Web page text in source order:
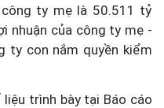
ty mẹ là 50.511 tỷ
nhuận của công ty mẹ -
ty con nắm quyền kiểm
trình bày tại Báo cáo